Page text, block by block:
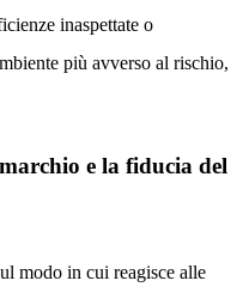
inaspettate o
più avverso al rischio,
e la fiducia del
modo in cui reagisce alle